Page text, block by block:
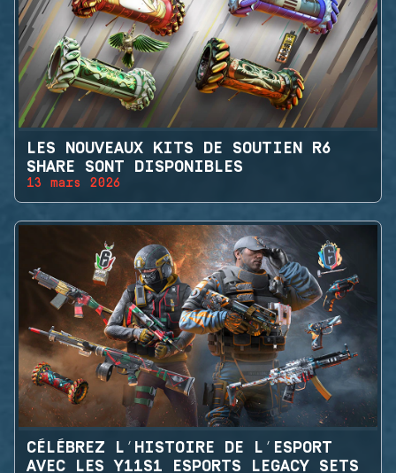
LES NOUVEAUX KITS DE SOUTIEN R6
SHARE SONT DISPONIBLES
13 mars 2026
CÉLÉBREZ L’HISTOIRE DE L’ESPORT
AVEC LES Y11S1 ESPORTS LEGACY SETS